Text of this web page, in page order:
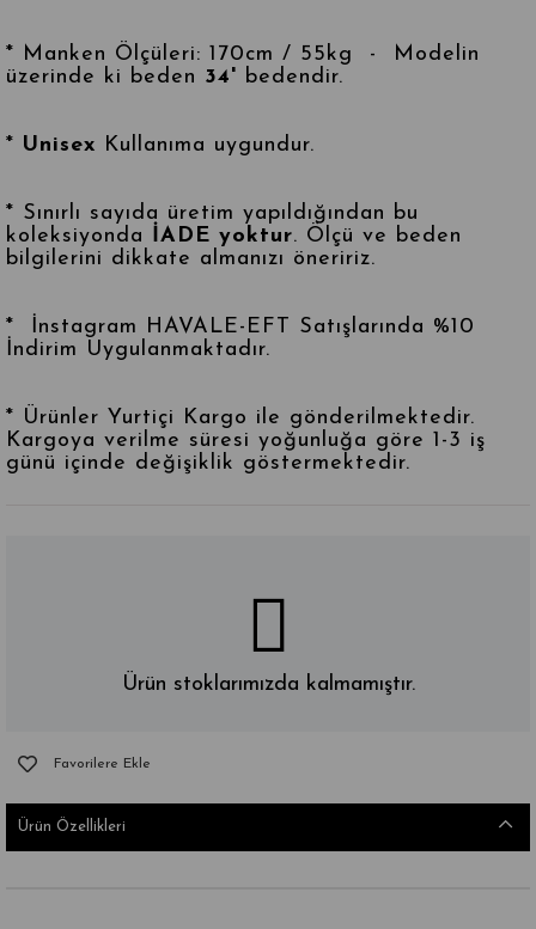
* Manken Ölçüleri: 170cm / 55kg - Modelin
üzerinde ki beden 34' bedendir.
* Unisex Kullanıma uygundur.
* Sınırlı sayıda üretim yapıldığından bu
koleksiyonda İADE yoktur. Ölçü ve beden
bilgilerini dikkate almanızı öneririz.
* İnstagram HAVALE-EFT Satışlarında %10
İndirim Uygulanmaktadır.
* Ürünler Yurtiçi Kargo ile gönderilmektedir.
Kargoya verilme süresi yoğunluğa göre 1-3 iş
günü içinde değişiklik göstermektedir.
Ürün stoklarımızda kalmamıştır.
Favorilere Ekle
Ürün Özellikleri